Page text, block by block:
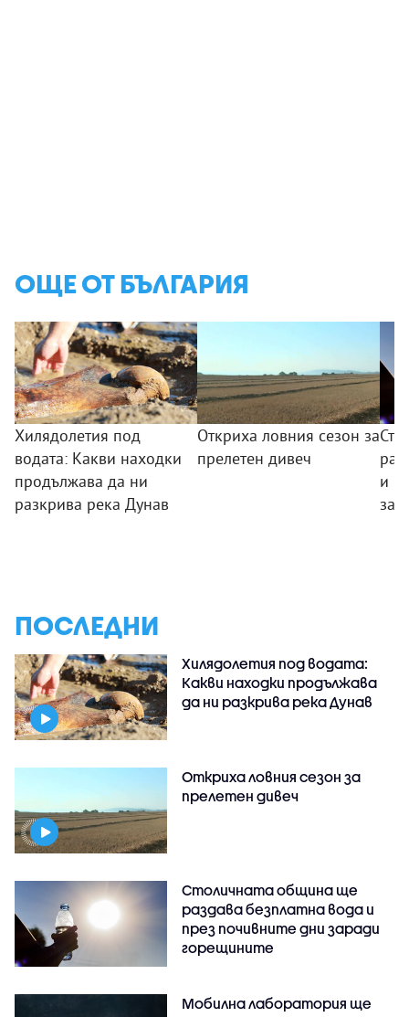
ОЩЕ ОТ БЪЛГАРИЯ
Хилядолетия под
водата: Какви находки
продължава да ни
разкрива река Дунав
Откриха ловния сезон за
прелетен дивеч
и
ПОСЛЕДНИ
Хилядолетия под водата:
Какви находки продължава
да ни разкрива река Дунав
Откриха ловния сезон за
прелетен дивеч
Столичната община ще
раздава безплатна вода и
през почивните дни заради
горещините
Мобилна лаборатория ще